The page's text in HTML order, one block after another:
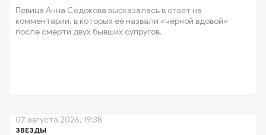
Певица Анна Седокова высказалась в ответ на
комментарии, в которых её назвали «чёрной вдовой»
после смерти двух бывших супругов.
ЗВЕЗДЫ
07 августа 2026, 19:38